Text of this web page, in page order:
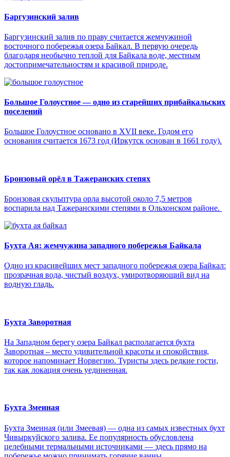
Баргузинский залив
Баргузинский залив по праву считается жемчужиной
восточного побережья озера Байкал. В первую очередь
благодаря необычно теплой для Байкала воде, местным
достопримечательностям и красивой природе.
Большое Голоустное — одно из старейших прибайкальских
поселений
Большое Голоустное основано в XVII веке. Годом его
основания считается 1673 год (Иркутск основан в 1661 году).
Бронзовый орёл в Тажеранских степях
Бронзовая скульптура орла высотой около 7,5 метров
воспарила над Тажеранскими степями в Ольхонском районе.
Бухта Ая: жемчужина западного побережья Байкала
Одно из красивейших мест западного побережья озера Байкал:
прозрачная вода, чистый воздух, умиротворяющий вид на
водную гладь.
Бухта Заворотная
На Западном берегу озера Байкал располагается бухта
Заворотная – место удивительной красоты и спокойствия,
которое напоминает Норвегию. Туристы здесь редкие гости,
так как локация очень уединенная.
Бухта Змеиная
Бухта Змеиная (или Змеевая) — одна из самых известных бухт
Чивыркуйского залива. Ее популярность обусловлена
целебными термальными источниками — здесь прямо на